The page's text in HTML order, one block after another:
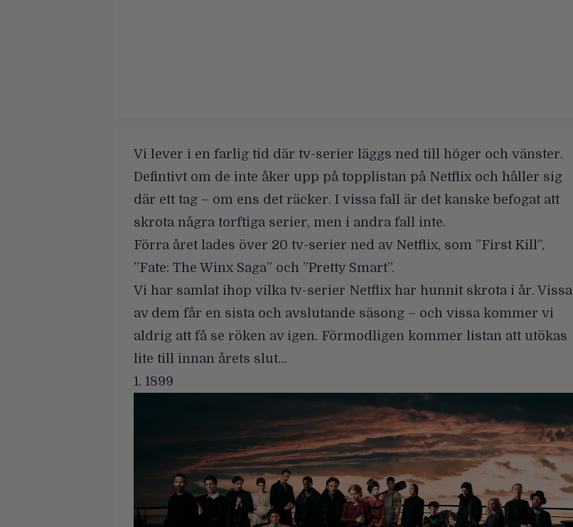
Vi lever i en farlig tid där tv-serier läggs ned till höger och vänster.
Defintivt om de inte åker upp på topplistan på Netflix och håller sig
där ett tag – om ens det räcker. I vissa fall är det kanske befogat att
skrota några torftiga serier, men i andra fall inte.
Förra året lades över 20 tv-serier ned av Netflix, som ”First Kill”,
”Fate: The Winx Saga” och ”Pretty Smart”.
Vi har samlat ihop vilka tv-serier Netflix har hunnit skrota i år. Vissa
av dem får en sista och avslutande säsong – och vissa kommer vi
aldrig att få se röken av igen. Förmodligen kommer listan att utökas
lite till innan årets slut…
1. 1899